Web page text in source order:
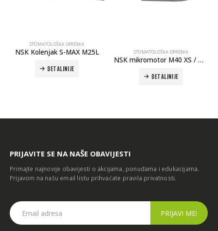
STOMATOLOŠKA OPREMA
NSK Kolenjak S-MAX M25L
DETALJNIJE
STOMATOLOŠKA OPREMA
NSK mikromotor M40 XS / M40N XS
DETALJNIJE
PRIJAVITE SE NA NAŠE OBAVIJESTI
Primajte najnovije obavijesti o akcijama, ponudama i edukacijama.
Prijavom na našu email listu prihvaćate pravila privatnosti.